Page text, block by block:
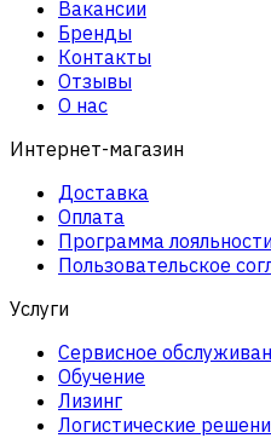
Вакансии
Бренды
Контакты
Отзывы
О нас
Интернет-магазин
Доставка
Оплата
Программа
Пользовательское
Услуги
Сервисное
Обучение
Лизинг
Логистические